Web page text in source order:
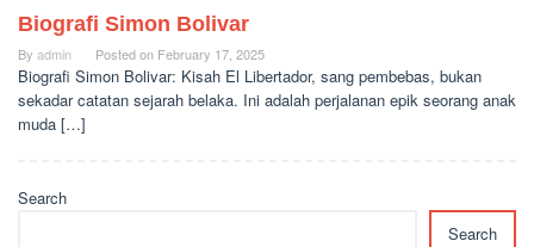
Biografi Simon Bolivar
By admin Posted on February 17, 2025
Biografi Simon Bolivar: Kisah El Libertador, sang pembebas, bukan
sekadar catatan sejarah belaka. Ini adalah perjalanan epik seorang anak
muda […]
Search
Search